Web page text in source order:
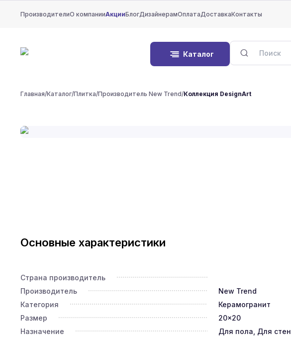
ПроизводителиО компанииАкцииБлогДизайнерамОплатаДоставкаКонтакты
Каталог
Главная/Каталог/Плитка/Производитель New Trend/Коллекция DesignArt
Основные характеристики
Страна производитель
Производитель
New Trend
Категория
Керамогранит
Размер
20x20
Назначение
Для пола, Для стен